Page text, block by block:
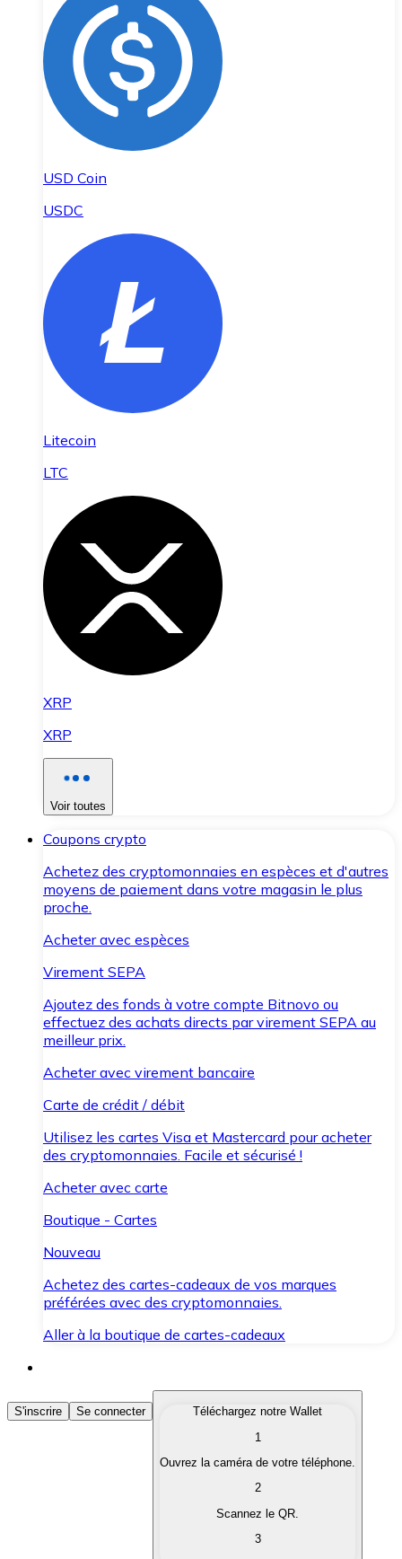
USD Coin
USDC
Litecoin
LTC
XRP
XRP
Voir toutes
Coupons crypto
Achetez des cryptomonnaies en espèces et d'autres
moyens de paiement dans votre magasin le plus
proche.
Acheter avec espèces
Virement SEPA
Ajoutez des fonds à votre compte Bitnovo ou
effectuez des achats directs par virement SEPA au
meilleur prix.
Acheter avec virement bancaire
Carte de crédit / débit
Utilisez les cartes Visa et Mastercard pour acheter
des cryptomonnaies. Facile et sécurisé !
Acheter avec carte
Boutique - Cartes
Nouveau
Achetez des cartes-cadeaux de vos marques
préférées avec des cryptomonnaies.
Aller à la boutique de cartes-cadeaux
Acheter des Cryptomonnaies
Achetez les cryptomonnaies qui vous intéressent
Convertissez vos cryptomonnaies en monnaie
S'inscrire Se connecter
Téléchargez notre Wallet
1
Ouvrez la caméra de votre téléphone.
2
Scannez le QR.
3